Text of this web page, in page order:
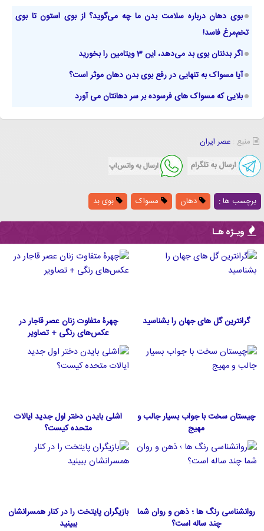
بوی دهان درباره سلامت بدن ما چه می‌گوید؟ از بوی استون تا بوی
تخم‌مرغ فاسد!
اگر بدنتان بوی بد می‌دهد، این 3 ویتامین را بخورید
آیا مسواک به تنهایی در رفع بوی بدن دهان موثر است؟
بلایی که مسواک های فرسوده بر سر دهانتان می آورد
منبع : عصر ایران
برچسب ها : دهان مسواک بوی بد
ویـژه هـا
گرانترین گل های جهان را بشناسید
چهرۀ متفاوت زنان عصر قاجار در
عکس‌های رنگی + تصاویر
چیستان سخت با جواب بسیار جالب و
مهیج
اشلی بایدن دختر اول جدید ایالات
متحده كيست؟
روانشناسی رنگ ها ؛ ذهن و روان شما
چند ساله است؟
بازیگران پایتخت را در کنار همسرانشان
ببینید